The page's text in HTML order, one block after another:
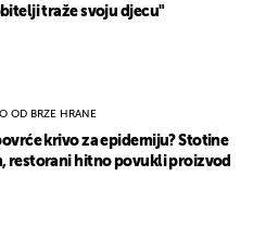
traže svoju djecu"
OD BRZE HRANE
krivo za epidemiju? Stotine
restorani hitno povukli proizvod